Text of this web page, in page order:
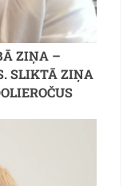
ZIŅA –
SLIKTĀ ZIŅA